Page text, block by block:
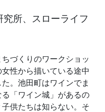
究所、スローライフ
づくりのワークショッ
性から描いている途中
。池田町はワインでま
「ワイン城」があるの
供たちは知らない。そ